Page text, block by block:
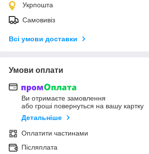
Укрпошта
Самовивіз
Всі умови доставки
Умови оплати
Ви отримаєте замовлення
або гроші повернуться на вашу картку
Детальніше
Оплатити частинами
Післяплата